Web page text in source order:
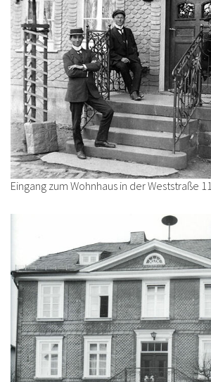
Eingang zum Wohnhaus in der Weststraße